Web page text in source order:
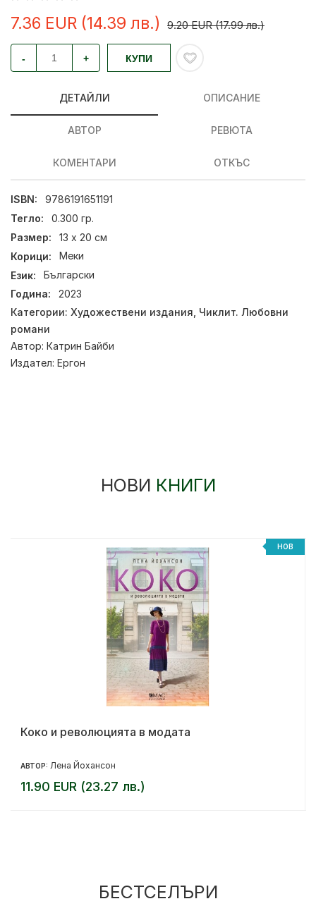
7.36 EUR (14.39 лв.) 9.20 EUR (17.99 лв.)
- + КУПИ
ДЕТАЙЛИ ОПИСАНИЕ
АВТОР РЕВЮТА
КОМЕНТАРИ ОТКЪС
ISBN:
9786191651191
Тегло:
0.300 гр.
Размер:
13 х 20 см
Корици:
Меки
Език:
Български
Година:
2023
Категории: Художествени издания Чиклит. Любовни
романи
Автор: Катрин Байби
Издател: Ергон
НОВИ КНИГИ
НОВ
Коко и революцията в модата
АВТОР: Лена Йохансон
11.90 EUR (23.27 лв.)
БЕСТСЕЛЪРИ